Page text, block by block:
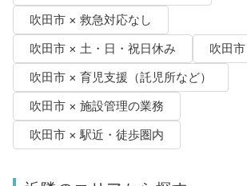
吹田市 × 救急対応なし
吹田市 × 土・日・祝日休み
吹田
吹田市 × 育児支援（託児所など）
吹田市 × 施設管理の業務
吹田市 × 駅近・徒歩圏内